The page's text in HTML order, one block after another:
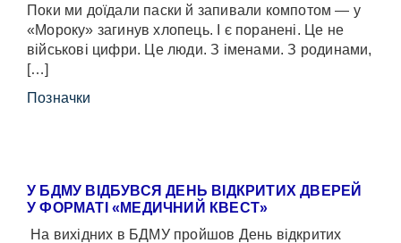
Поки ми доїдали паски й запивали компотом — у
«Мороку» загинув хлопець. І є поранені. Це не
військові цифри. Це люди. З іменами. З родинами,
[…]
Позначки
У БДМУ ВІДБУВСЯ ДЕНЬ ВІДКРИТИХ ДВЕРЕЙ
У ФОРМАТІ «МЕДИЧНИЙ КВЕСТ»
На вихідних в БДМУ пройшов День відкритих